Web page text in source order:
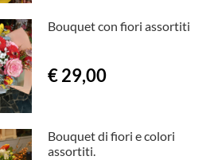
Bouquet con fiori assortiti
€ 29,00
Bouquet di fiori e colori
assortiti.